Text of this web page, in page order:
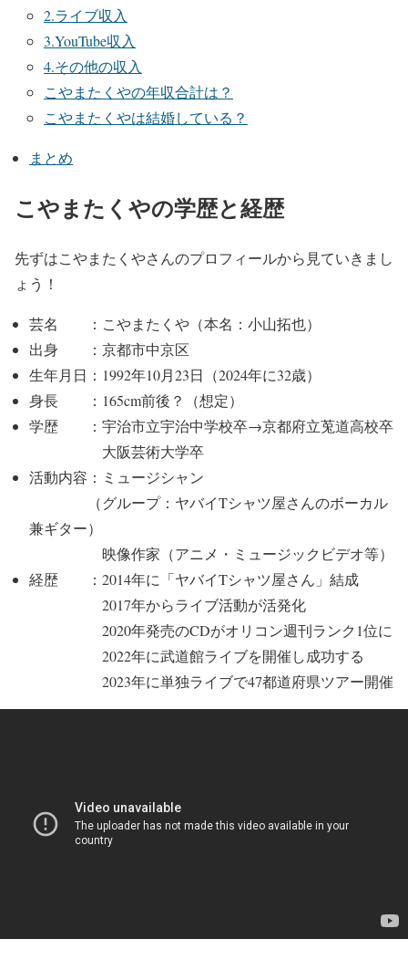
2.ライブ収入
3.YouTube収入
4.その他の収入
こやまたくやの年収合計は？
こやまたくやは結婚している？
まとめ
こやまたくやの学歴と経歴
先ずはこやまたくやさんのプロフィールから見ていきまし
ょう！
芸名 ：こやまたくや（本名：小山拓也）
出身 ：京都市中京区
生年月日： 1992年10月23日（2024年に32歳）
身長 ：165cm前後？（想定）
学歴 ：宇治市立宇治中学校卒→京都府立莵道高校卒
大阪芸術大学卒
活動内容：ミュージシャン
（グループ： ヤバイTシャツ屋さんのボーカル
兼ギター）
映像作家（アニメ・ミュージックビデオ等）
経歴 ：2014年に「ヤバイTシャツ屋さん」結成
2017年からライブ活動が活発化
2020年発売のCDがオリコン週刊ランク1位に
2022年に武道館ライブを開催し成功する
2023年に単独ライブで47都道府県ツアー開催